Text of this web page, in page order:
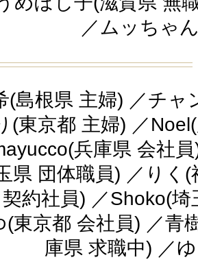
／ムッちゃ
(島根県 主婦) ／チャ
(東京都 主婦) ／
兵庫県 会社
県 団体職員) ／りく
約社員) ／Shoko(
(東京都 会社員) ／青
庫県 求職中) ／